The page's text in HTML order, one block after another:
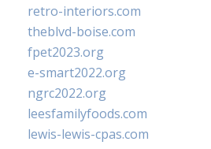
retro-interiors.com
theblvd-boise.com
fpet2023.org
e-smart2022.org
ngrc2022.org
leesfamilyfoods.com
lewis-lewis-cpas.com